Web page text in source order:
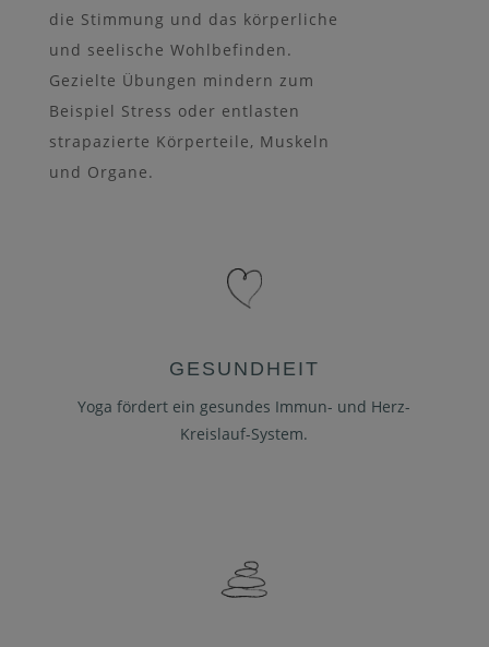
die Stimmung und das körperliche
und seelische Wohlbefinden.
Gezielte Übungen mindern zum
Beispiel Stress oder entlasten
strapazierte Körperteile, Muskeln
und Organe.
GESUNDHEIT
Yoga fördert ein gesundes Immun- und Herz-
Kreislauf-System.